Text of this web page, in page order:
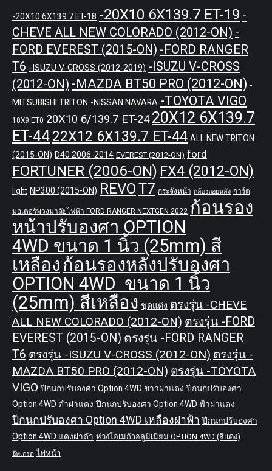
-20X10 6X139.7 ET-18 -20X10 6X139.7 ET-19 -
CHEVE ALL NEW COLORADO (2012-ON) -
FORD EVEREST (2015-ON) -FORD RANGER
T6 -ISUZU V-CROSS (2012-2019) -ISUZU V-CROSS
(2012-ON) -MAZDA BT50 PRO (2012-ON) -
MITSUBISHI TRITON -NISSAN NAVARA -TOYOTA VIGO
18X9 ET0 20X10 6/139.7 ET-24 20X12 6X139.7
ET-4422X12 6X139.7 ET-44 ALL NEW TRITON
(2015-ON) D40 2006-2014 EVEREST (2012-ON) ford
FORTUNER (2006-ON) FX4 (2012-ON)
light NP300 (2015-ON) REVOT7 กระจังหน้า กล้องถอยหลัง การ์ด
มอเตอร์พวงมาลัยไฟฟ้า FORD RANGER NEXTGEN 2022 ก้อนรอง
หน้าปรับองศา OPTION
4WD ขนาด 1 นิ้ว (25mm) สี
เหลือง ก้อนรองหลังปรับองศา
OPTION 4WD ขนาด 1 นิ้ว
(25mm) สีเหลือง ชุดแต่ง ตรงรุ่น -CHEVE
ALL NEW COLORADO (2012-ON) ตรงรุ่น -FORD
EVEREST (2015-ON) ตรงรุ่น -FORD RANGER
T6 ตรงรุ่น -ISUZU V-CROSS (2012-ON) ตรงรุ่น -
MAZDA BT50 PRO (2012-ON) ตรงรุ่น -TOYOTA
VIGO ปีกนกปรับองศา Option 4WD ขาวฝาแดง ปีกนกปรับองศา
Option 4WD ดำฝาแดง ปีกนกปรับองศา Option 4WD ฟ้าฝาแดง
ปีกนกปรับองศา Option 4WD เหลืองฝาฟ้า ปีกนกปรับองศา
Option 4WD แดงฝาดำ ห่วงโอเมก้าอลูมิเนียม OPTION 4WD (สีแดง)
อัพเกรด ไฟหน้า